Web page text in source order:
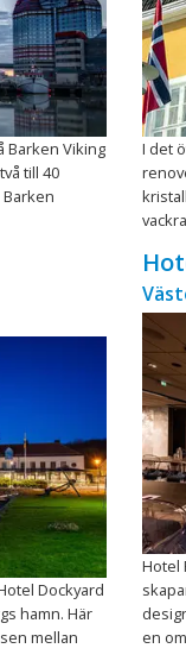
Barken Viking
till 40
Dockyard
hamn. Här
mellan
I det
Hotel
en